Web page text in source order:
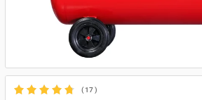
(17)